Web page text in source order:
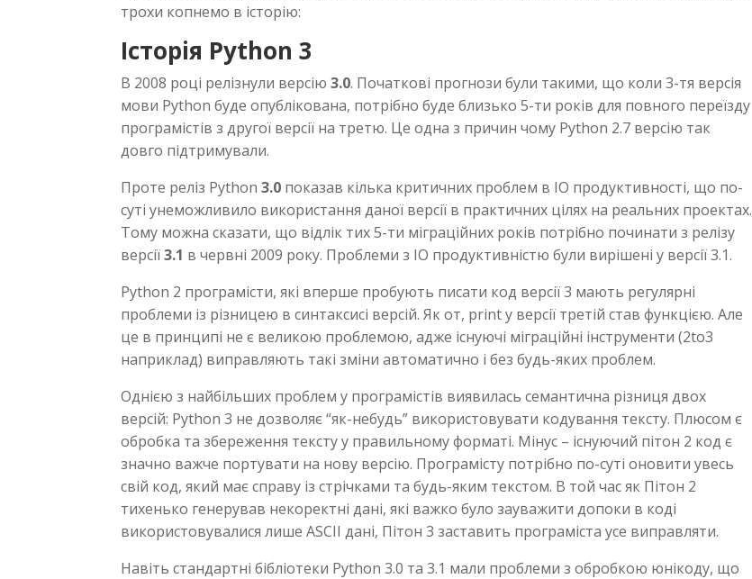
трохи копнемо в історію:
Історія Python 3
В 2008 році релізнули версію3.0. Початкові прогнози були такими, що коли 3-тя версія
мови Python буде опублікована, потрібно буде близько 5-ти років для повного переїзду
програмістів з другої версії на третю. Це одна з причин чому Python 2.7 версію так
довго підтримували.
Проте реліз Python3.0 показав кілька критичних проблем в IO продуктивності, що по-
суті унеможливило використання даної версії в практичних цілях на реальних проектах.
Тому можна сказати, що відлік тих 5-ти міграційних років потрібно починати з релізу
версії3.1 в червні 2009 року. Проблеми з IO продуктивністю були вирішені у версії 3.1.
Python 2 програмісти, які вперше пробують писати код версії 3 мають регулярні
проблеми із різницею в синтаксисі версій. Як от, print у версії третій став функцією. Але
це в принципі не є великою проблемою, адже існуючі міграційні інструменти (2to3
наприклад) виправляють такі зміни автоматично і без будь-яких проблем.
Однією з найбільших проблем у програмістів виявилась семантична різниця двох
версій: Python 3 не дозволяє “як-небудь” використовувати кодування тексту. Плюсом є
обробка та збереження тексту у правильному форматі. Мінус – існуючий пітон 2 код є
значно важче портувати на нову версію. Програмісту потрібно по-суті оновити увесь
свій код, який має справу із стрічками та будь-яким текстом. В той час як Пітон 2
тихенько генерував некоректні дані, які важко було зауважити допоки в коді
використовувалися лише ASCII дані, Пітон 3 заставить програміста усе виправляти.
Навіть стандартні бібліотеки Python 3.0 та 3.1 мали проблеми з обробкою юнікоду, що